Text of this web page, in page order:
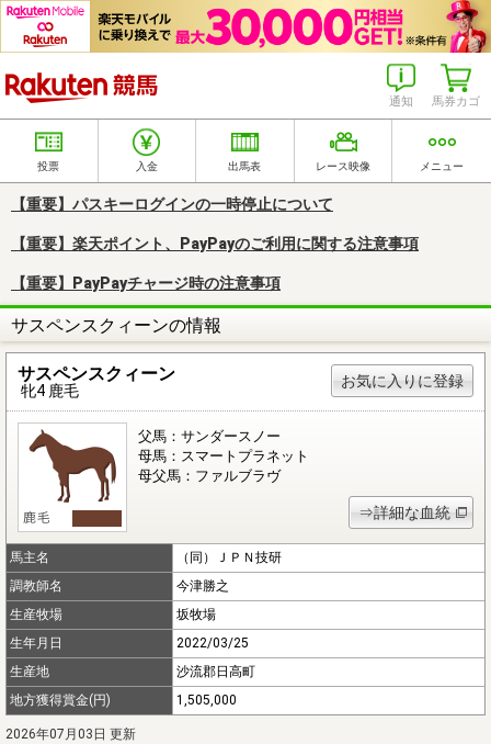
馬券カゴ
通知
投票 入金 出馬表 レース映像 メニュー
【重要】パスキーログインの一時停止について
【重要】楽天ポイント、PayPayのご利用に関する注意事項
【重要】PayPayチャージ時の注意事項
サスペンスクィーンの情報
サスペンスクィーン
牝4 鹿毛
お気に入りに登録
父馬：サンダースノー
母馬：スマートプラネット
母父馬：ファルブラヴ
⇒詳細な血統
馬主名
（同）ＪＰＮ技研
調教師名
今津勝之
生産牧場
坂牧場
生年月日
2022/03/25
生産地
沙流郡日高町
地方獲得賞金(円)
1,505,000
2026年07月03日 更新